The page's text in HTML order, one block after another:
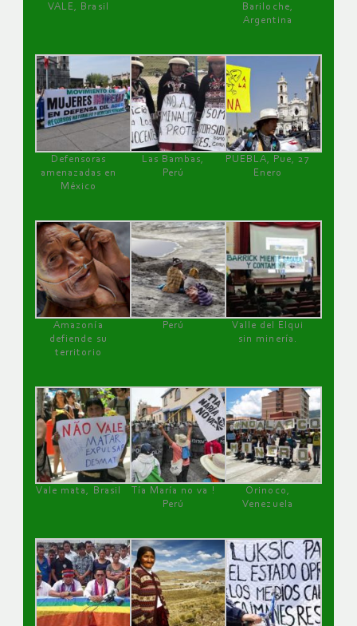
VALE, Brasil
Bariloche,
Argentina
Defensoras
amenazadas en
México
Las Bambas,
Perú
PUEBLA, Pue, 27
Enero
Amazonía
defiende su
territorio
Perú
Valle del Elqui
sin minería.
Vale mata, Brasil
Tía María no va !
Perú
Orinoco,
Venezuela